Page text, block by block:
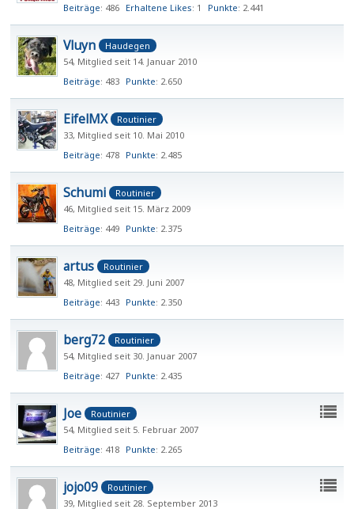
Beiträge 486 Erhaltene Likes 1 Punkte 2.441
Vluyn
Haudegen
54 Mitglied seit 14. Januar 2010
Beiträge 483 Punkte 2.650
EifelMX
Routinier
33 Mitglied seit 10. Mai 2010
Beiträge 478 Punkte 2.485
Schumi
Routinier
46 Mitglied seit 15. März 2009
Beiträge 449 Punkte 2.375
artus
Routinier
48 Mitglied seit 29. Juni 2007
Beiträge 443 Punkte 2.350
berg72
Routinier
54 Mitglied seit 30. Januar 2007
Beiträge 427 Punkte 2.435
Joe
Routinier
54 Mitglied seit 5. Februar 2007
Beiträge 418 Punkte 2.265
jojo09
Routinier
39 Mitglied seit 28. September 2013